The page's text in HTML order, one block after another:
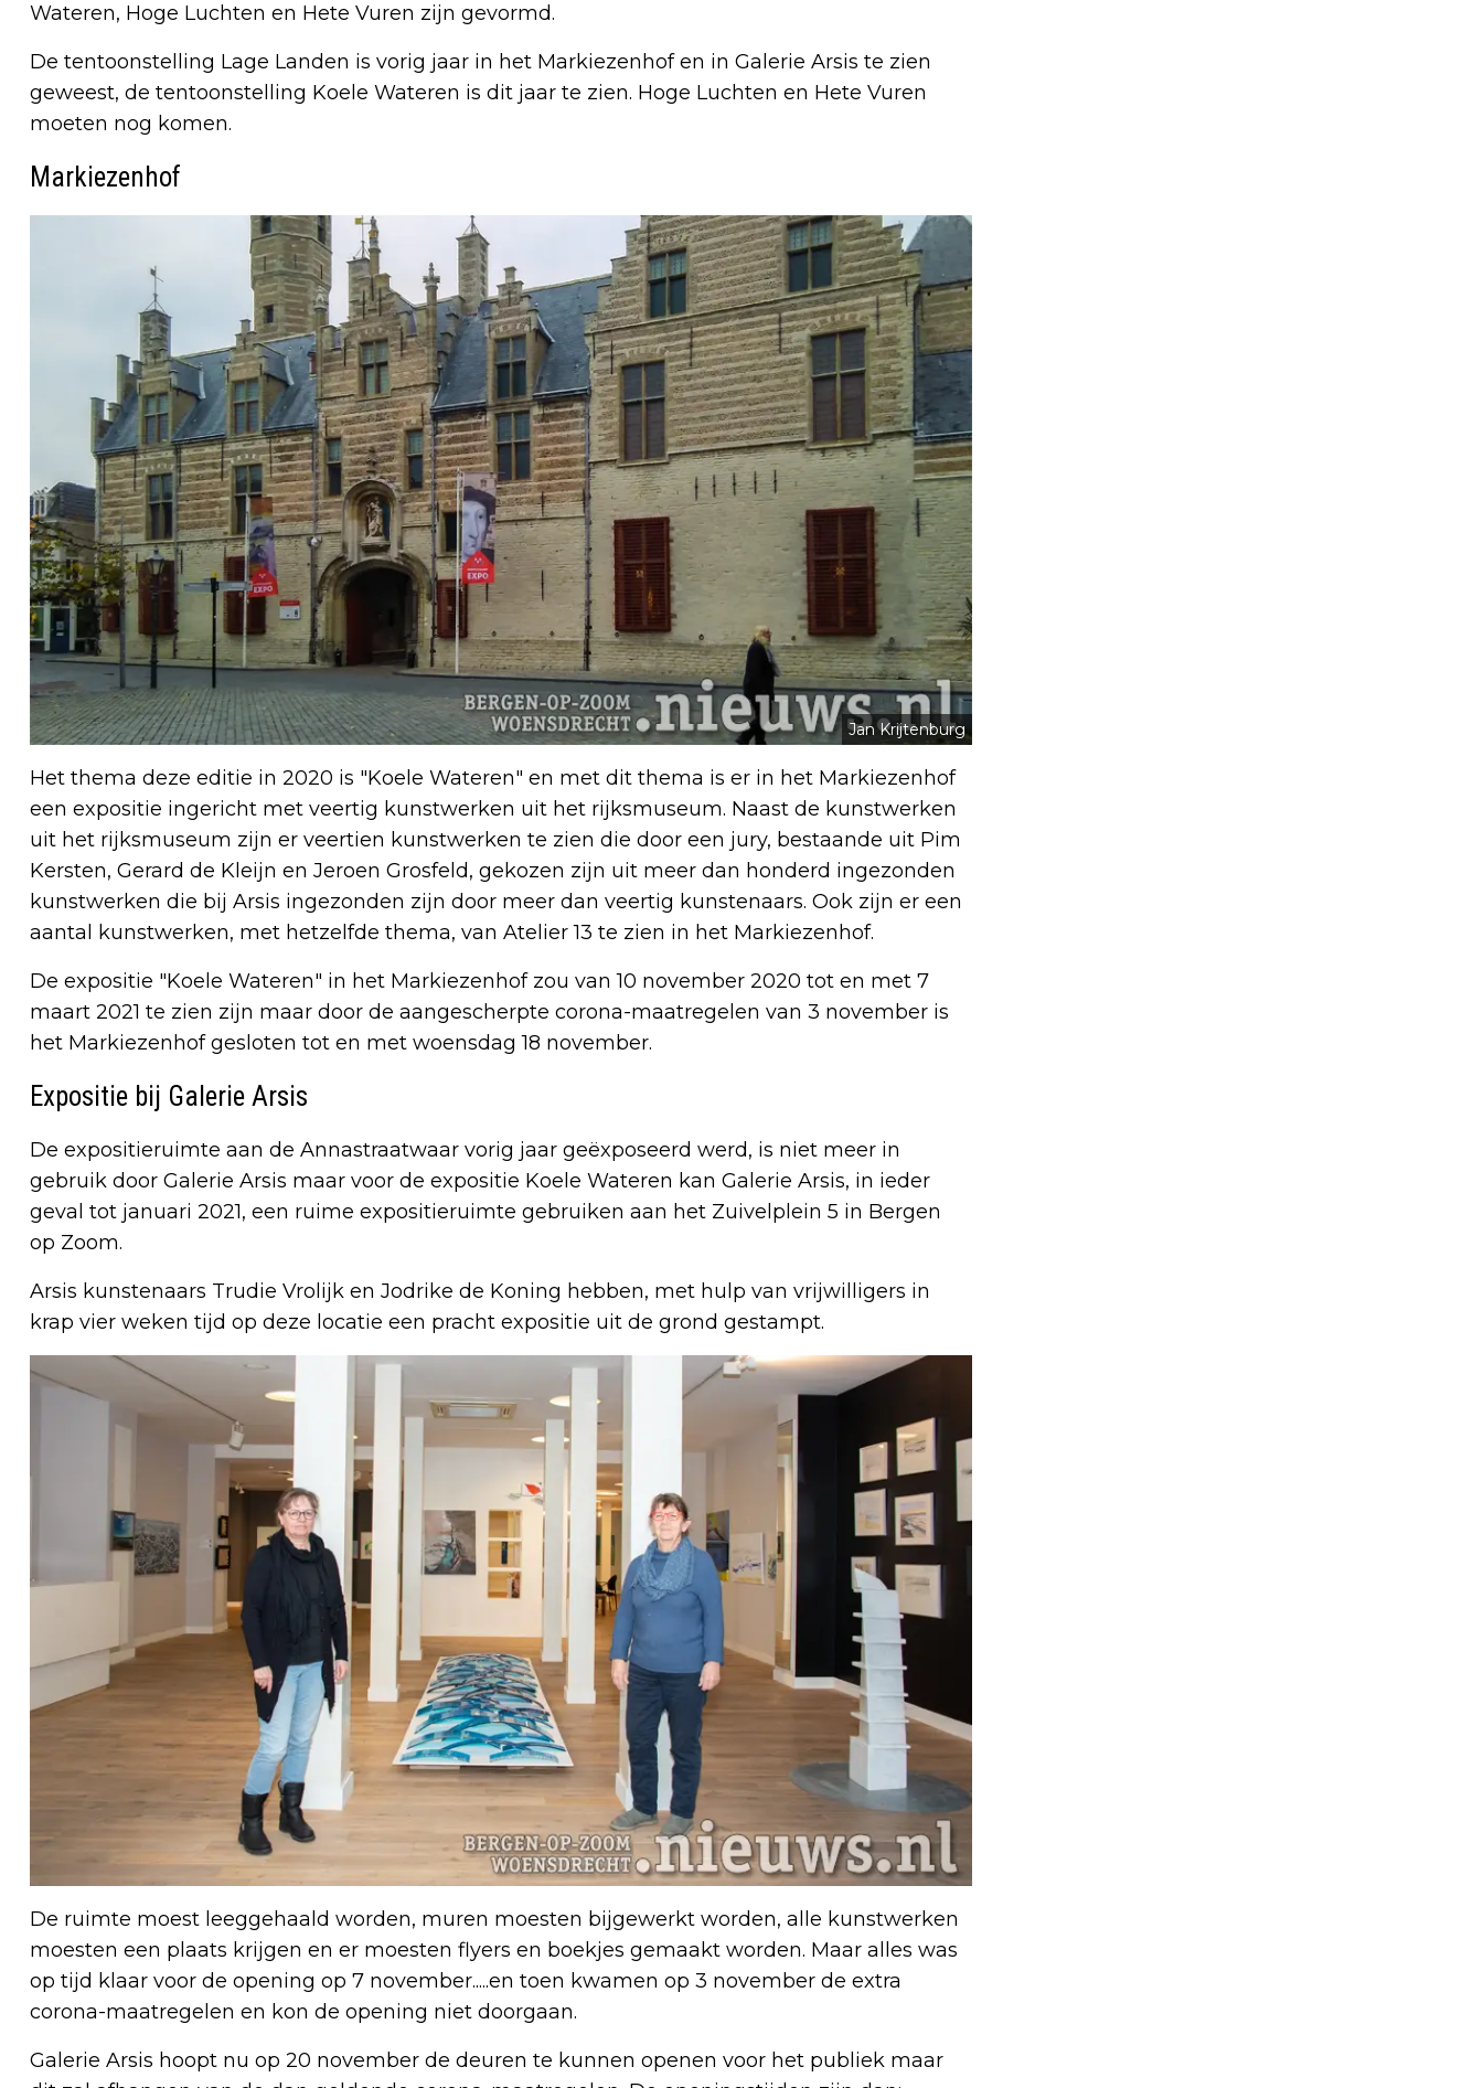
Wateren, Hoge Luchten en Hete Vuren zijn gevormd.
De tentoonstelling Lage Landen is vorig jaar in het Markiezenhof en in Galerie Arsis te zien
geweest, de tentoonstelling Koele Wateren is dit jaar te zien. Hoge Luchten en Hete Vuren
moeten nog komen.
Markiezenhof
Jan Krijtenburg
Het thema deze editie in 2020 is "Koele Wateren" en met dit thema is er in het Markiezenhof
een expositie ingericht met veertig kunstwerken uit het rijksmuseum. Naast de kunstwerken
uit het rijksmuseum zijn er veertien kunstwerken te zien die door een jury, bestaande uit Pim
Kersten, Gerard de Kleijn en Jeroen Grosfeld, gekozen zijn uit meer dan honderd ingezonden
kunstwerken die bij Arsis ingezonden zijn door meer dan veertig kunstenaars. Ook zijn er een
aantal kunstwerken, met hetzelfde thema, van Atelier 13 te zien in het Markiezenhof.
De expositie "Koele Wateren" in het Markiezenhof zou van 10 november 2020 tot en met 7
maart 2021 te zien zijn maar door de aangescherpte corona-maatregelen van 3 november is
het Markiezenhof gesloten tot en met woensdag 18 november.
Expositie bij Galerie Arsis
De expositieruimte aan de Annastraatwaar vorig jaar geëxposeerd werd, is niet meer in
gebruik door Galerie Arsis maar voor de expositie Koele Wateren kan Galerie Arsis, in ieder
geval tot januari 2021, een ruime expositieruimte gebruiken aan het Zuivelplein 5 in Bergen
op Zoom.
Arsis kunstenaars Trudie Vrolijk en Jodrike de Koning hebben, met hulp van vrijwilligers in
krap vier weken tijd op deze locatie een pracht expositie uit de grond gestampt.
De ruimte moest leeggehaald worden, muren moesten bijgewerkt worden, alle kunstwerken
moesten een plaats krijgen en er moesten flyers en boekjes gemaakt worden. Maar alles was
op tijd klaar voor de opening op 7 november.....en toen kwamen op 3 november de extra
corona-maatregelen en kon de opening niet doorgaan.
Galerie Arsis hoopt nu op 20 november de deuren te kunnen openen voor het publiek maar